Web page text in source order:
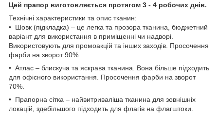
Цей прапор виготовляється протягом 3 - 4 робочих днів.
Технічні характеристики та опис тканин:
• Шовк (підкладка) – це легка та прозора тканина, бюджетний
варіант для використання в приміщенні чи надворі.
Використовують для промоакцій та інших заходів. Просочення
фарби на зворот 90%.
• Атлас – блискуча та яскрава тканина. Вона більше підходить
для офісного використання. Просочення фарби на зворот
70%.
• Прапорна сітка – найвитриваліша тканина для зовнішніх
локацій, здебільшого підходить для флагів на флагштоки.